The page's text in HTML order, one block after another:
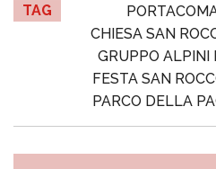
TAG
CHIESA SAN
GRUPPO ALPINI
FESTA SAN
PARCO DELLA